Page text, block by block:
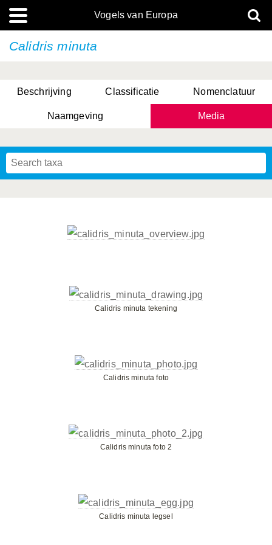
Vogels van Europa
Calidris minuta
Beschrijving Classificatie Nomenclatuur
Naamgeving Media
Calidris minuta tekening
Calidris minuta foto
Calidris minuta foto 2
Calidris minuta legsel